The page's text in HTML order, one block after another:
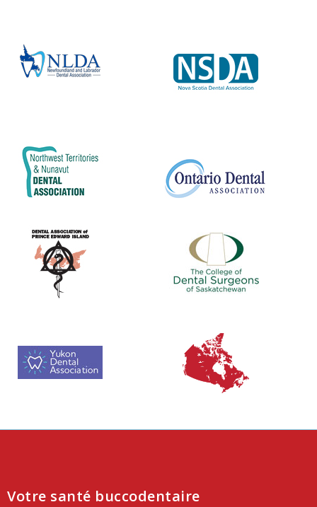
Votre santé buccodentaire